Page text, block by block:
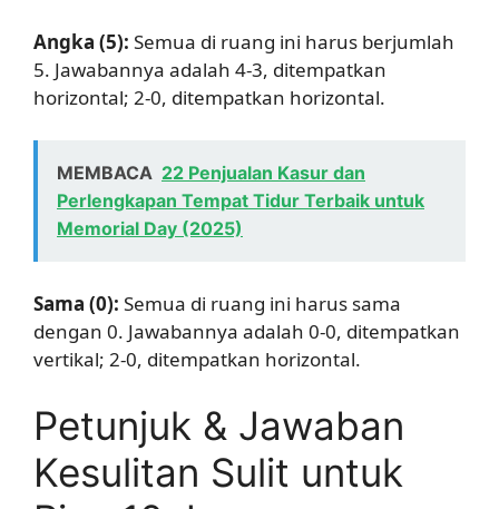
Angka (5): Semua di ruang ini harus berjumlah
5. Jawabannya adalah 4-3, ditempatkan
horizontal; 2-0, ditempatkan horizontal.
MEMBACA 22 Penjualan Kasur dan
Perlengkapan Tempat Tidur Terbaik untuk
Memorial Day (2025)
Sama (0): Semua di ruang ini harus sama
dengan 0. Jawabannya adalah 0-0, ditempatkan
vertikal; 2-0, ditempatkan horizontal.
Petunjuk & Jawaban
Kesulitan Sulit untuk